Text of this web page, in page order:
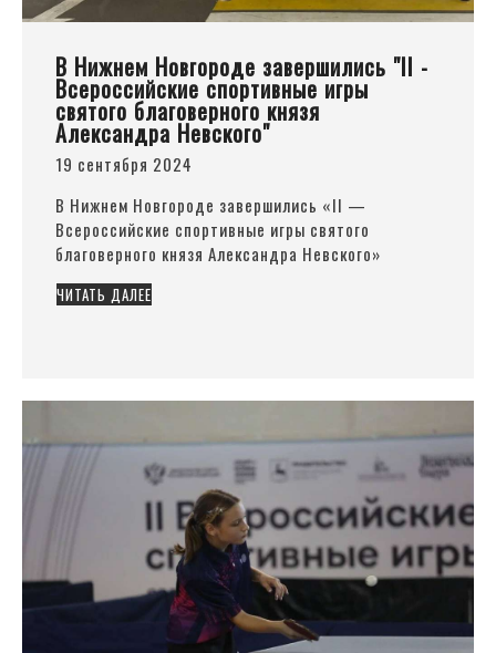
В Нижнем Новгороде завершились "II -
Всероссийские спортивные игры
святого благоверного князя
Александра Невского"
19 сентября 2024
В Нижнем Новгороде завершились «II —
Всероссийские спортивные игры святого
благоверного князя Александра Невского»
ЧИТАТЬ ДАЛЕЕ